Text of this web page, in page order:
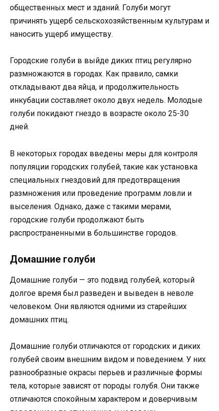
общественных мест и зданий. Голуби могут
причинять ущерб сельскохозяйственным культурам и
наносить ущерб имуществу.
Городские голуби в выйде диких птиц регулярно
размножаются в городах. Как правило, самки
откладывают два яйца, и продолжительность
инкубации составляет около двух недель. Молодые
голуби покидают гнездо в возрасте около 25-30
дней.
В некоторых городах введены меры для контроля
популяции городских голубей, такие как установка
специальных гнездовий для предотвращения
размножения или проведение программ ловли и
выселения. Однако, даже с такими мерами,
городские голуби продолжают быть
распространенными в большинстве городов.
Домашние голуби
Домашние голуби — это подвид голубей, который
долгое время был разведен и выведен в неволе
человеком. Они являются одними из старейших
домашних птиц.
Домашние голуби отличаются от городских и диких
голубей своим внешним видом и поведением. У них
разнообразные окрасы перьев и различные формы
тела, которые зависят от породы голубя. Они также
отличаются спокойным характером и доверчивым